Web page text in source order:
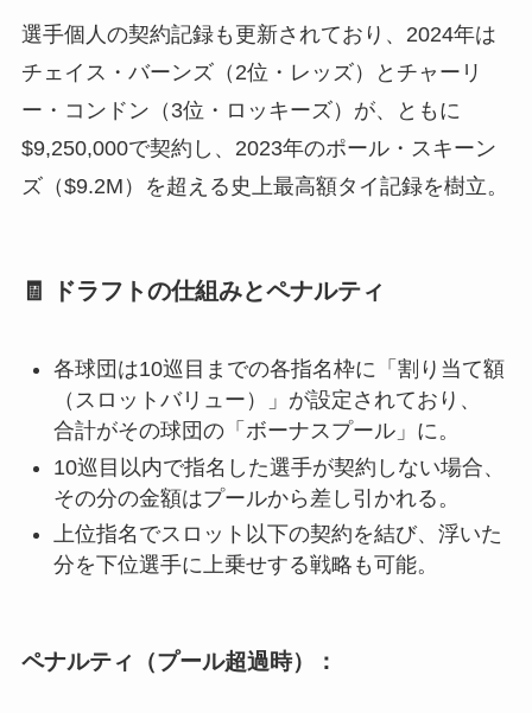
選手個人の契約記録も更新されており、2024年は
チェイス・バーンズ（2位・レッズ）とチャーリ
ー・コンドン（3位・ロッキーズ）が、ともに
$9,250,000で契約し、2023年のポール・スキーン
ズ（$9.2M）を超える史上最高額タイ記録を樹立。
🧾 ドラフトの仕組みとペナルティ
各球団は10巡目までの各指名枠に「割り当て額
（スロットバリュー）」が設定されており、
合計がその球団の「ボーナスプール」に。
10巡目以内で指名した選手が契約しない場合、
その分の金額はプールから差し引かれる。
上位指名でスロット以下の契約を結び、浮いた
分を下位選手に上乗せする戦略も可能。
ペナルティ（プール超過時）：